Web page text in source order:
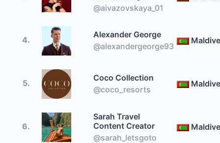
@aivazovskaya_01
4.
Alexander George
@alexandergeorge93
5.
Coco Collection
@coco_resorts
6.
Sarah Travel
Content Creator
@sarah_letsgoto